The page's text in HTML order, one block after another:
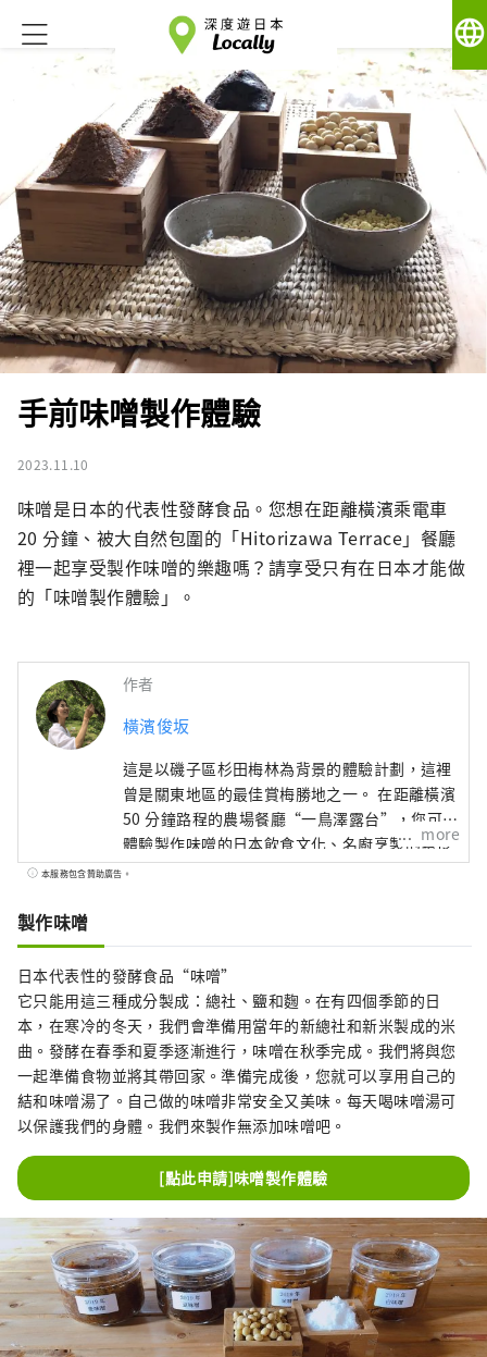
language
手前味噌製作體驗
2023.11.10
味噌是日本的代表性發酵食品。您想在距離橫濱乘電車
20 分鐘、被大自然包圍的「Hitorizawa Terrace」餐廳
裡一起享受製作味噌的樂趣嗎？請享受只有在日本才能做
的「味噌製作體驗」。
作者
橫濱俊坂
這是以磯子區杉田梅林為背景的體驗計劃，這裡
曾是關東地區的最佳賞梅勝地之一。 在距離橫濱
50 分鐘路程的農場餐廳“一鳥澤露台”，您可以
體驗製作味噌的日本飲食文化、名廚烹製的素食
菜餚以及使用日本食材的藥膳中華料理。吃飯團
道和露天茶道，然後欣賞橫濱藝伎的歌舞，並享
用使用日本木料製成的懷石料理。杉田李子。 這
次，我們專門為以下居住在日本的外國人尋找每
門課程3對，以便在橫濱舉辦體驗監視器，因此
請使用Google表格進行申請。 申請僅限於居住
在日本並確定參加的外國人。 中獎後請勿取消。
◆免費監測方案 1. 與杉田李子一起生活 使用杉
田李子的烹飪體驗 【1月11日（星期四）】素食
梅[3對] [1月14日（星期四）]味噌製作體驗[3對]
[2月6日（星期二）]橫濱一澤的冬季蔬菜收穫體
驗和天婦羅和飯糰午餐[3對] 2. 橫濱傳統文化體
驗 [1月27日星期六]橫濱磯體驗日本傳統文化[3
對] ◆招募人數 每門課程3對（英文導遊陪同）
◆申請條件 ① 16歲以上居住或造訪日本的外國
人（外國人3人以上時，陪同的日本人也可免
費） ② 能在官方Instagram上宣傳並在自己的
more
本服務包含贊助廣告。
製作味噌
日本代表性的發酵食品“味噌”
它只能用這三種成分製成：總社、鹽和麴。在有四個季節的日
本，在寒冷的冬天，我們會準備用當年的新總社和新米製成的米
曲。發酵在春季和夏季逐漸進行，味噌在秋季完成。我們將與您
一起準備食物並將其帶回家。準備完成後，您就可以享用自己的
結和味噌湯了。自己做的味噌非常安全又美味。每天喝味噌湯可
以保護我們的身體。我們來製作無添加味噌吧。
[點此申請]味噌製作體驗